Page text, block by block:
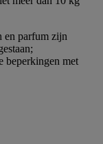
en parfum zijn
beperkingen met